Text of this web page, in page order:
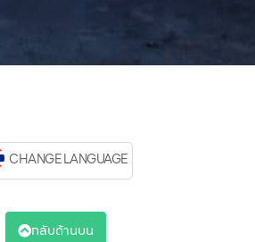
CHANGE LANGUAGE
กลับด้านบน